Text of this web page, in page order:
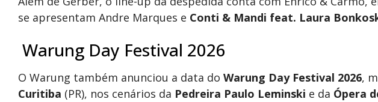
se apresentam Andre Marques e Conti & Mandi feat. Laura
Warung Day Festival 2026
O Warung também anunciou a data do Warung Day Festival 2026,
Curitiba (PR), nos cenários da Pedreira Paulo Leminski e da Ópera